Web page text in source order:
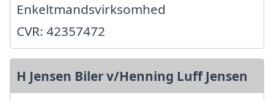
Enkeltmandsvirksomhed
CVR: 42357472
H Jensen Biler v/Henning Luff Jensen